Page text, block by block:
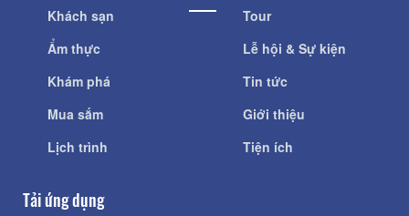
Khách sạn
Ẩm thực
Khám phá
Mua sắm
Lịch trình
Tour
Lễ hội & Sự kiện
Tin tức
Giới thiệu
Tiện ích
Tải ứng dụng